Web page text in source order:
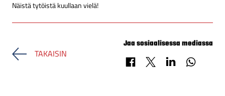
Näistä tytöistä kuullaan vielä!
TAKAISIN
Jaa sosiaalisessa mediassa
Jaa FacebookissaJaa X-palvelussaJaa LinkedInissä